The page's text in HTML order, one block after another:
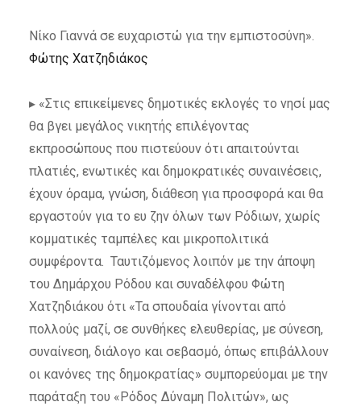
Νίκο Γιαννά σε ευχαριστώ για την εμπιστοσύνη».
Φώτης Χατζηδιάκος
▸ «Στις επικείμενες δημοτικές εκλογές το νησί μας
θα βγει μεγάλος νικητής επιλέγοντας
εκπροσώπους που πιστεύουν ότι απαιτούνται
πλατιές, ενωτικές και δημοκρατικές συναινέσεις,
έχουν όραμα, γνώση, διάθεση για προσφορά και θα
εργαστούν για το ευ ζην όλων των Ρόδιων, χωρίς
κομματικές ταμπέλες και μικροπολιτικά
συμφέροντα. Ταυτιζόμενος λοιπόν με την άποψη
του Δημάρχου Ρόδου και συναδέλφου Φώτη
Χατζηδιάκου ότι «Τα σπουδαία γίνονται από
πολλούς μαζί, σε συνθήκες ελευθερίας, με σύνεση,
συναίνεση, διάλογο και σεβασμό, όπως επιβάλλουν
οι κανόνες της δημοκρατίας» συμπορεύομαι με την
παράταξη του «Ρόδος Δύναμη Πολιτών», ως